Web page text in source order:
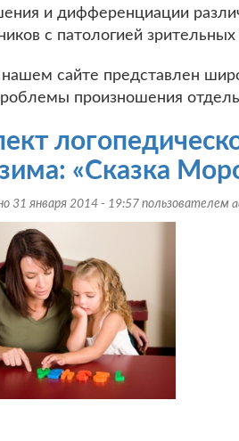
и дифференциации
с патологией
сайте представлен
произношения
«Сказка
31 января 2014 - 19:57 пользователем